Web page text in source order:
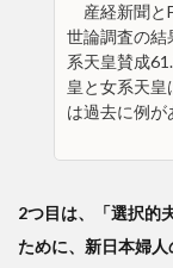
産経新聞と
世論調査の結
系天皇賛成
皇と女系天皇
は過去に例
2つ目は、「選択的
ために、新日本婦